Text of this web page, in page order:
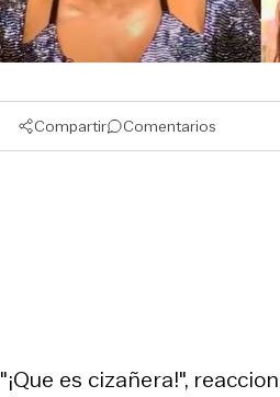
Compartir Comentarios
"¡Que es cizañera!",